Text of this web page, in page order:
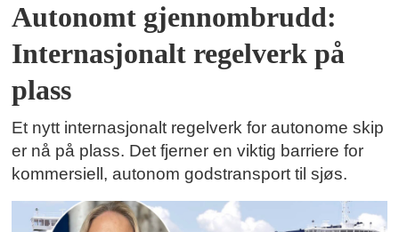
Autonomt gjennombrudd:
Internasjonalt regelverk på
plass
Et nytt internasjonalt regelverk for autonome skip
er nå på plass. Det fjerner en viktig barriere for
kommersiell, autonom godstransport til sjøs.